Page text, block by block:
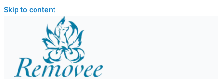
Skip to content